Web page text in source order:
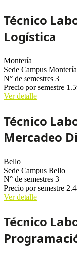
Técnico
Logística
Montería
Sede Campus Montería
N° de semestres 3
Precio por semestre
Ver detalle
Técnico
Mercadeo
Bello
Sede Campus Bello
N° de semestres 3
Precio por semestre
Ver detalle
Técnico